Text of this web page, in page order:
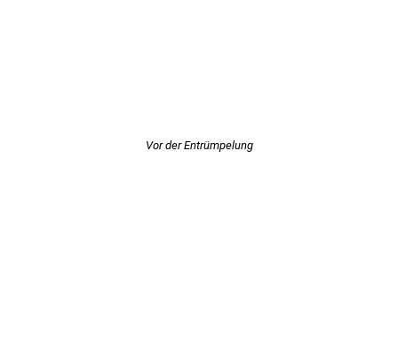
Vor der Entrümpelung